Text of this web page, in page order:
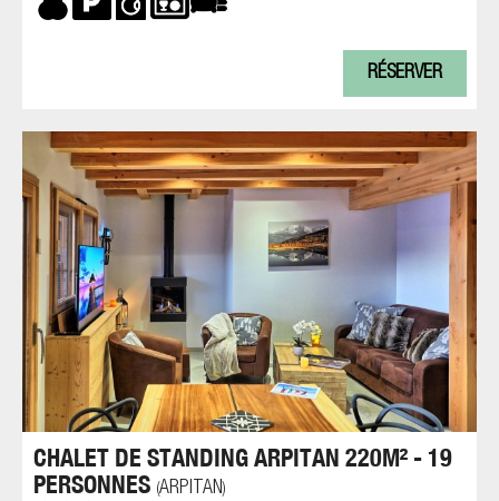
RÉSERVER
CHALET DE STANDING ARPITAN 220M² - 19
PERSONNES (ARPITAN)